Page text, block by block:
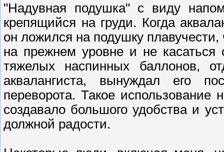
"Надувная подушка" с виду
крепящийся на груди. Когда
он ложился на подушку плавучести,
на прежнем уровне и не
тяжелых наспинных баллонов,
аквалангиста, вынуждал его
переворота. Такое использование
создавало большого удобства и
должной радости.